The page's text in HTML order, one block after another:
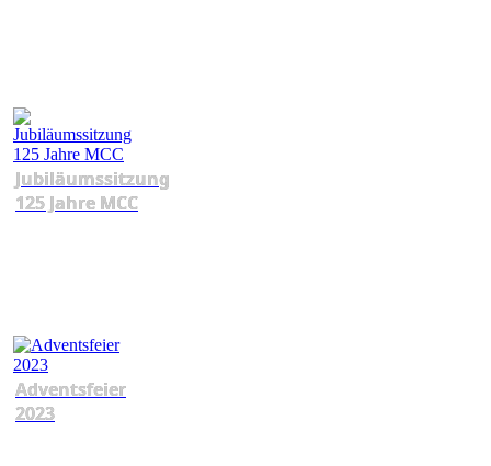
Jubiläumssitzung
125 Jahre MCC
Adventsfeier
2023